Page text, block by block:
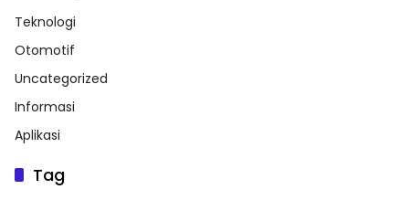
Teknologi
Otomotif
Uncategorized
Informasi
Aplikasi
Tag